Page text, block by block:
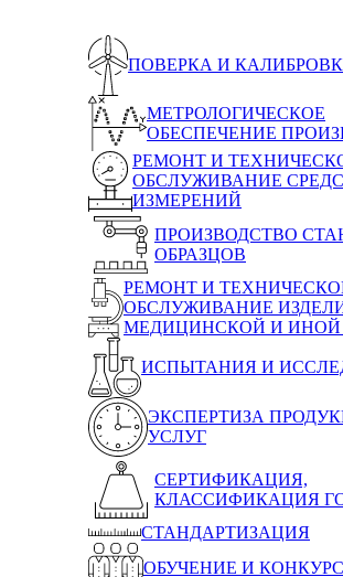
ПОВЕРКА И
МЕТРОЛОГИЧЕСКОЕ
ОБЕСПЕЧЕНИЕ
РЕМОНТ И
ОБСЛУЖИВАНИЕ
ИЗМЕРЕНИЙ
ПРОИЗВОДСТВО
ОБРАЗЦОВ
РЕМОНТ И
ОБСЛУЖИВАНИЕ
МЕДИЦИНСКОЙ И ИНОЙ
ИСПЫТАНИЯ И
ЭКСПЕРТИЗА
УСЛУГ
СЕРТИФИКАЦИЯ,
КЛАССИФИКАЦИЯ
СТАНДАРТИЗАЦИЯ
ОБУЧЕНИЕ И